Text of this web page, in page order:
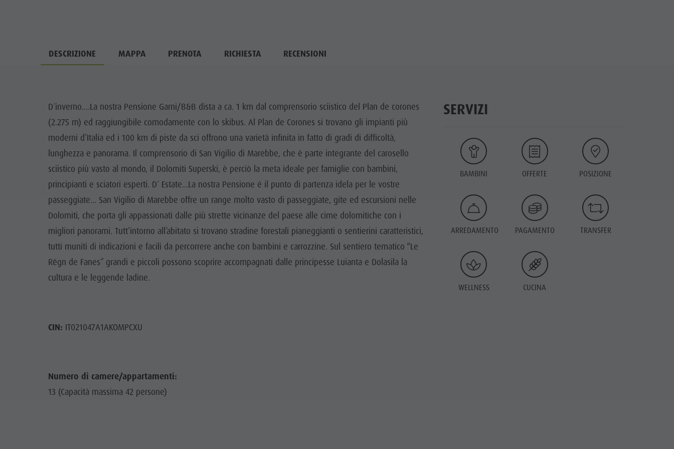
DESCRIZIONE MAPPA PRENOTA RICHIESTA RECENSIONI
D´inverno....La nostra Pensione Garni/B&B dista a ca. 1 km dal comprensorio sciistico del Plan de corones
(2.275 m) ed raggiungibile comodamente con lo skibus. Al Plan de Corones si trovano gli impianti più
moderni d’Italia ed i 100 km di piste da sci offrono una varietà infinita in fatto di gradi di difficoltà,
lunghezza e panorama. Il comprensorio di San Vigilio di Marebbe, che è parte integrante del carosello
sciistico più vasto al mondo, il Dolomiti Superski, è perciò la meta ideale per famiglie con bambini,
principianti e sciatori esperti. D´ Estate...La nostra Pensione é il punto di partenza idela per le vostre
passeggiate... San Vigilio di Marebbe offre un range molto vasto di passeggiate, gite ed escursioni nelle
Dolomiti, che porta gli appassionati dalle più strette vicinanze del paese alle cime dolomitiche con i
migliori panorami. Tutt’intorno all’abitato si trovano stradine forestali pianeggianti o sentierini caratteristici,
tutti muniti di indicazioni e facili da percorrere anche con bambini e carrozzine. Sul sentiero tematico “Le
Rëgn de Fanes” grandi e piccoli possono scoprire accompagnati dalle principesse Luianta e Dolasila la
cultura e le leggende ladine.
CIN: IT021047A1AKOMPCXU
Numero di camere/appartamenti:
13 (Capacità massima 42 persone)
SERVIZI
BAMBINI OFFERTE POSIZIONE
ARREDAMENTO PAGAMENTO TRANSFER
WELLNESS CUCINA